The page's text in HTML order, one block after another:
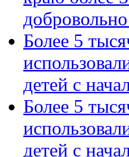
Более 5
детей с
Более 5
детей с